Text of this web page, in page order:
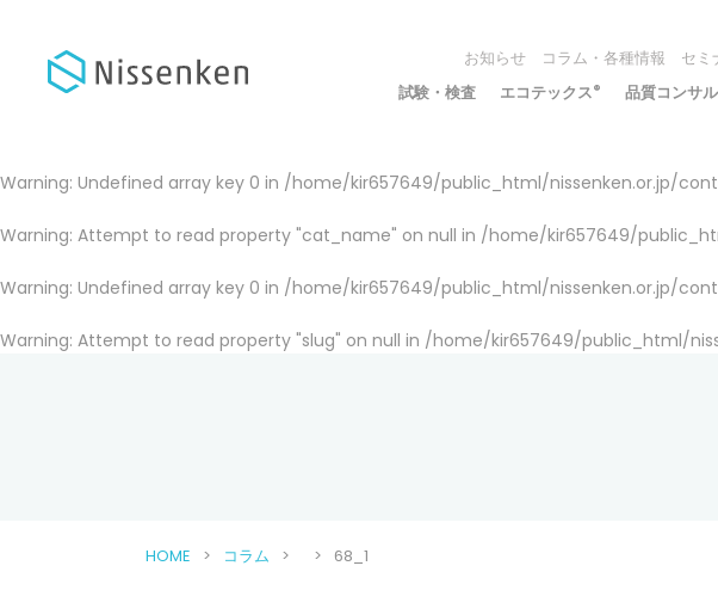
お知らせ コラム・各種情報 セミ
試験・検査 エコテックス® 品質コンサ
Warning: Undefined array key 0 in /home/kir657649/public_html/nissenken.or.jp/
Warning: Attempt to read property "cat_name" on null in /home/kir657649/
Warning: Undefined array key 0 in /home/kir657649/public_html/nissenken.or.jp/
Warning: Attempt to read property "slug" on null in /home/kir657649/public_html/
HOME コラム 68_1